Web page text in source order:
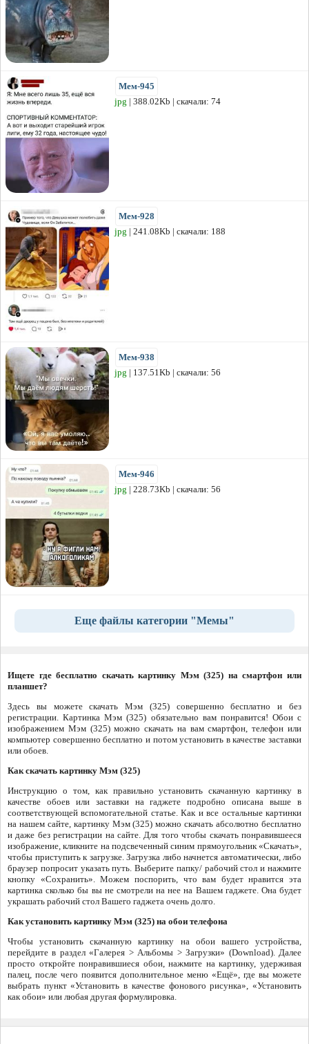
Мем-945
jpg | 388.02Kb | скачали: 74
Мем-928
jpg | 241.08Kb | скачали: 188
Мем-938
jpg | 137.51Kb | скачали: 56
Мем-946
jpg | 228.73Kb | скачали: 56
Еще файлы категории "Мемы"
Ищете где бесплатно скачать картинку Мэм (325) на смартфон или
планшет?
Здесь вы можете скачать Мэм (325) совершенно бесплатно и без
регистрации. Картинка Мэм (325) обязательно вам понравится! Обои с
изображением Мэм (325) можно скачать на вам смартфон, телефон или
компьютер совершенно бесплатно и потом установить в качестве заставки
или обоев.
Как скачать картинку Мэм (325)
Инструкцию о том, как правильно установить скачанную картинку в
качестве обоев или заставки на гаджете подробно описана выше в
соответствующей вспомогательной статье. Как и все остальные картинки
на нашем сайте, картинку Мэм (325) можно скачать абсолютно бесплатно
и даже без регистрации на сайте. Для того чтобы скачать понравившееся
изображение, кликните на подсвеченный синим прямоугольник «Скачать»,
чтобы приступить к загрузке. Загрузка либо начнется автоматически, либо
браузер попросит указать путь. Выберите папку/ рабочий стол и нажмите
кнопку «Сохранить». Можем поспорить, что вам будет нравится эта
картинка сколько бы вы не смотрели на нее на Вашем гаджете. Она будет
украшать рабочий стол Вашего гаджета очень долго.
Как установить картинку Мэм (325) на обои телефона
Чтобы установить скачанную картинку на обои вашего устройства,
перейдите в раздел «Галерея > Альбомы > Загрузки» (Download). Далее
просто откройте понравившиеся обои, нажмите на картинку, удерживая
палец, после чего появится дополнительное меню «Ещё», где вы можете
выбрать пункт «Установить в качестве фонового рисунка», «Установить
как обои» или любая другая формулировка.